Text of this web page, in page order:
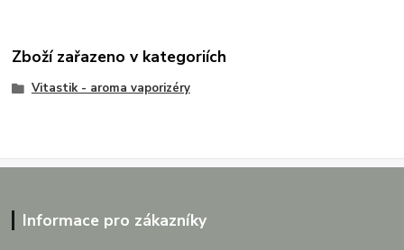
Zboží zařazeno v kategoriích
Vitastik - aroma vaporizéry
Informace pro zákazníky